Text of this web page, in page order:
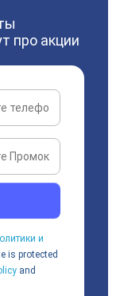
про акции
и
is protected
and